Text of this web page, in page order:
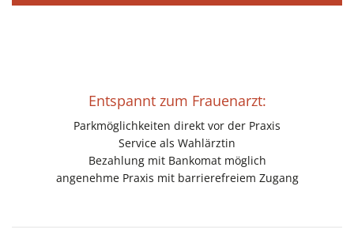
Entspannt zum Frauenarzt:
Parkmöglichkeiten direkt vor der Praxis
Service als Wahlärztin
Bezahlung mit Bankomat möglich
angenehme Praxis mit barrierefreiem Zugang